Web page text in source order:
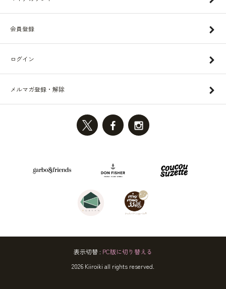
会員登録
ログイン
メルマガ登録・解除
表示切替 : PC版に切り替える
2026 Kiiroiki all rights reserved.